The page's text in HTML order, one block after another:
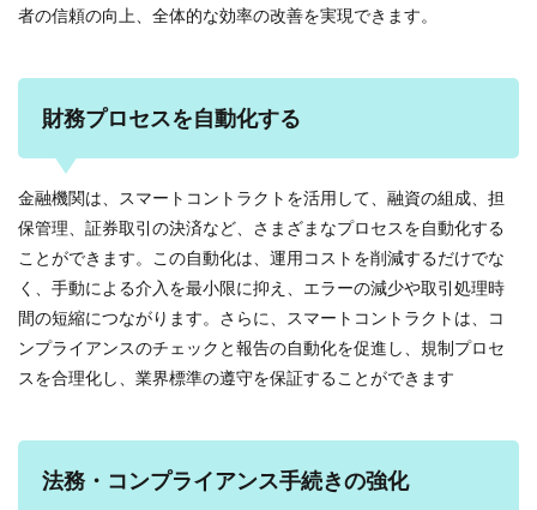
者の信頼の向上、全体的な効率の改善を実現できます。
財務プロセスを自動化する
金融機関は、スマートコントラクトを活用して、融資の組成、担
保管理、証券取引の決済など、さまざまなプロセスを自動化する
ことができます。この自動化は、運用コストを削減するだけでな
く、手動による介入を最小限に抑え、エラーの減少や取引処理時
間の短縮につながります。さらに、スマートコントラクトは、コ
ンプライアンスのチェックと報告の自動化を促進し、規制プロセ
スを合理化し、業界標準の遵守を保証することができます
法務・コンプライアンス手続きの強化